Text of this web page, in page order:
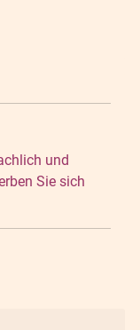
und
Sie sich